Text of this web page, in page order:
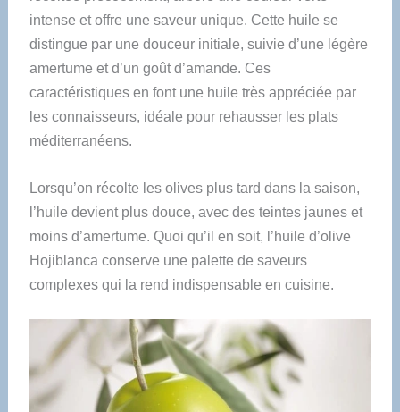
intense et offre une saveur unique. Cette huile se
distingue par une douceur initiale, suivie d’une légère
amertume et d’un goût d’amande. Ces
caractéristiques en font une huile très appréciée par
les connaisseurs, idéale pour rehausser les plats
méditerranéens.
Lorsqu’on récolte les olives plus tard dans la saison,
l’huile devient plus douce, avec des teintes jaunes et
moins d’amertume. Quoi qu’il en soit, l’huile d’olive
Hojiblanca conserve une palette de saveurs
complexes qui la rend indispensable en cuisine.